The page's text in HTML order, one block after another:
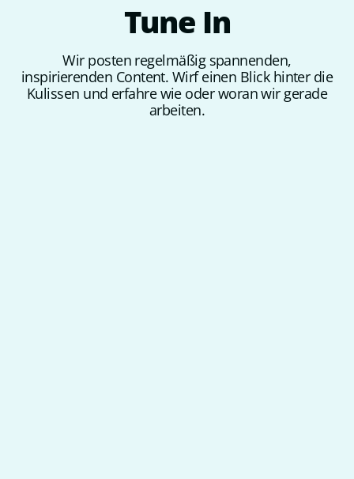
Tune In
Wir posten regelmäßig spannenden,
inspirierenden Content. Wirf einen Blick hinter die
Kulissen und erfahre wie oder woran wir gerade
arbeiten.